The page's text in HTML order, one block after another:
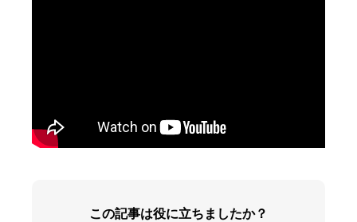
この記事は役に立ちましたか？
カヤスタジオ音楽祭｜詳細